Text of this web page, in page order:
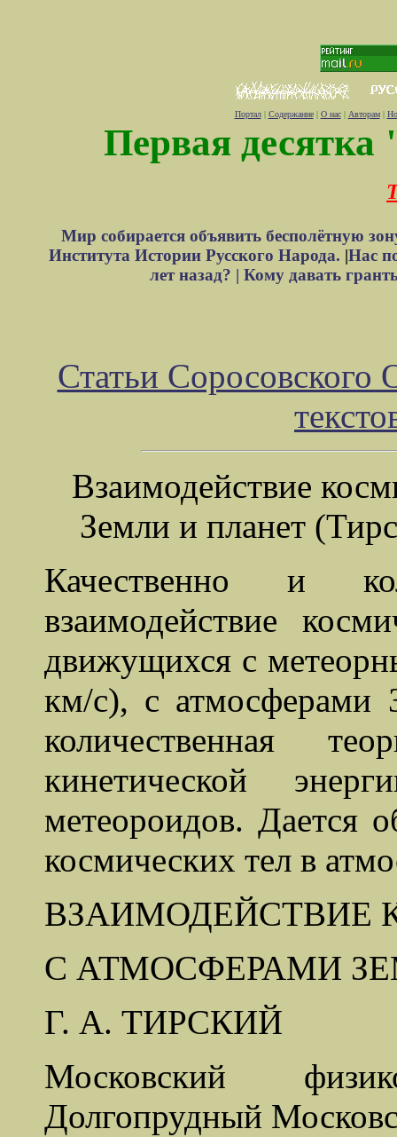
Портал| Содержание| О нас| Авторам|
Первая десятка
Мир собирается объявить бесполётную
Института Истории Русского Народа. |Нас
лет назад? | Кому давать
Статьи Соросовского
Взаимодействие
Земли и планет
Качественно и
взаимодействие
движущихся с
км/с), с атмосферами
количественная
кинетической
метеороидов. Дается
космических тел в
ВЗАИМОДЕЙСТВИЕ
С АТМОСФЕРАМИ
Г. А. ТИРСКИЙ
Московский
Долгопрудный